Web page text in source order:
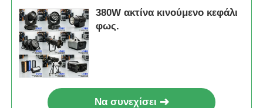
Υποθέσεις
Ζητήστε προσφορά
Αλουμινένιο στρώμα σκηνής
380W ακτίνα κινούμενο κεφάλι
φως.
Να συνεχίσει